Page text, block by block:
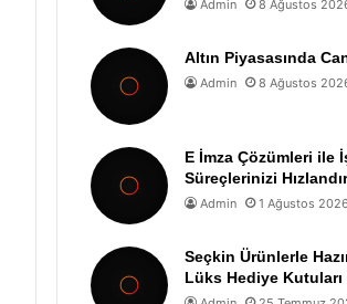
Admin 8 Ağustos
Altın Piyasasında
Admin 8 Ağustos
E İmza Çözümleri ile
Süreçlerinizi
Admin 1 Ağustos 2026
Seçkin Ürünlerle
Lüks Hediye Kutuları